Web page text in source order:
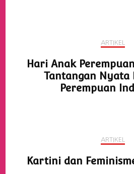
ARTIKEL
Hari Anak
Tantangan Nyata
Perempuan
ARTIKEL
Kartini dan